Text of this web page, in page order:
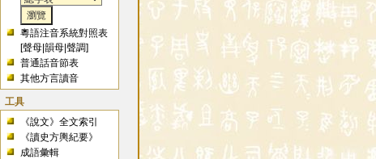
粵語注音系統對照表
[聲母 |韻母 |聲調]
普通話音節表
其他方言讀音
工具
《說文》全文索引
《讀史方輿紀要》
成語彙輯